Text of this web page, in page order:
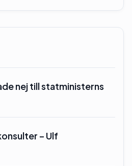
nej till statministerns
– Ulf